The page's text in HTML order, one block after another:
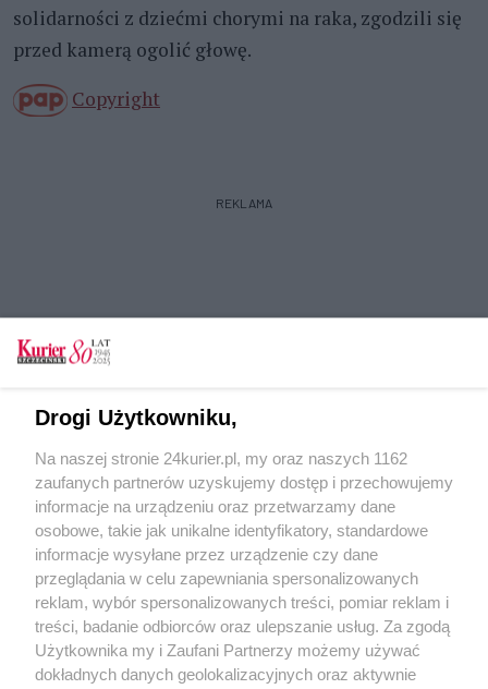
solidarności z dziećmi chorymi na raka, zgodzili się
przed kamerą ogolić głowę.
Copyright
REKLAMA
Tylko zalogowani użytkownicy mają możliwość
Zaloguj sięZarejestruj
POGODA
18℃
Zobacz prognozę na 3 dni
Drogi Użytkowniku,
Na naszej stronie 24kurier.pl, my oraz naszych 1162
zaufanych partnerów uzyskujemy dostęp i przechowujemy
informacje na urządzeniu oraz przetwarzamy dane
osobowe, takie jak unikalne identyfikatory, standardowe
informacje wysyłane przez urządzenie czy dane
przeglądania w celu zapewniania spersonalizowanych
reklam, wybór spersonalizowanych treści, pomiar reklam i
treści, badanie odbiorców oraz ulepszanie usług. Za zgodą
Użytkownika my i Zaufani Partnerzy możemy używać
dokładnych danych geolokalizacyjnych oraz aktywnie